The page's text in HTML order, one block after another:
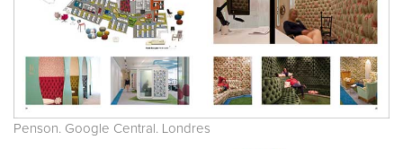
Penson. Google Central. Londres